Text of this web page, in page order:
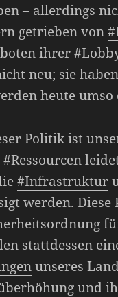
– allerdings
getrieben von
ihrer
neu; sie
heute
Politik ist
#Ressourcen
#Infrastruktur
werden.
stattdessen
unseres
und